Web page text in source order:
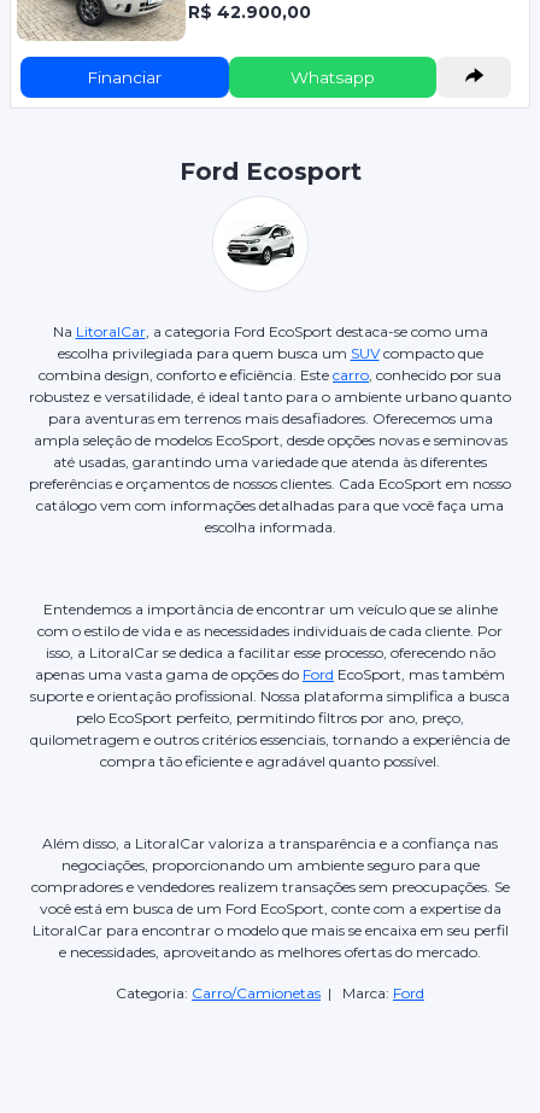
R$ 42.900,00
Financiar Whatsapp
Ford Ecosport
Na LitoralCar, a categoria Ford EcoSport destaca-se como uma
escolha privilegiada para quem busca um SUVcompacto que
combina design, conforto e eficiência. Este carro , conhecido por sua
robustez e versatilidade, é ideal tanto para o ambiente urbano quanto
para aventuras em terrenos mais desafiadores. Oferecemos uma
ampla seleção de modelos EcoSport, desde opções novas e seminovas
até usadas, garantindo uma variedade que atenda às diferentes
preferências e orçamentos de nossos clientes. Cada EcoSport em nosso
catálogo vem com informações detalhadas para que você faça uma
escolha informada.
Entendemos a importância de encontrar um veículo que se alinhe
com o estilo de vida e as necessidades individuais de cada cliente. Por
isso, a LitoralCar se dedica a facilitar esse processo, oferecendo não
apenas uma vasta gama de opções do Ford EcoSport, mas também
suporte e orientação profissional. Nossa plataforma simplifica a busca
pelo EcoSport perfeito, permitindo filtros por ano, preço,
quilometragem e outros critérios essenciais, tornando a experiência de
compra tão eficiente e agradável quanto possível.
Além disso, a LitoralCar valoriza a transparência e a confiança nas
negociações, proporcionando um ambiente seguro para que
compradores e vendedores realizem transações sem preocupações. Se
você está em busca de um Ford EcoSport, conte com a expertise da
LitoralCar para encontrar o modelo que mais se encaixa em seu perfil
e necessidades, aproveitando as melhores ofertas do mercado.
Categoria: Carro/Camionetas | Marca: Ford